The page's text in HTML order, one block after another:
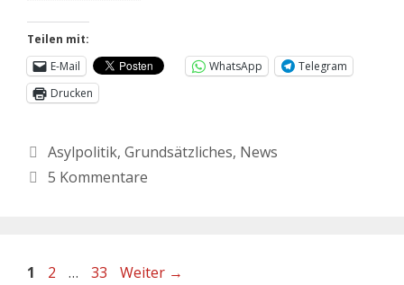
Teilen mit:
E-Mail
WhatsApp
Telegram
Drucken
Asylpolitik, Grundsätzliches, News
5 Kommentare
1 2 … 33 Weiter →